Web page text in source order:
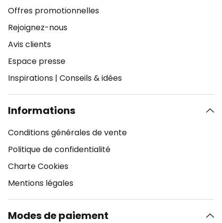
Offres promotionnelles
Rejoignez-nous
Avis clients
Espace presse
Inspirations | Conseils & idées
Informations
Conditions générales de vente
Politique de confidentialité
Charte Cookies
Mentions légales
Modes de paiement